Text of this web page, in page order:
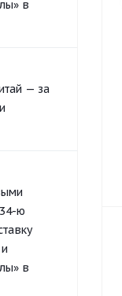
в
— за
ю
в